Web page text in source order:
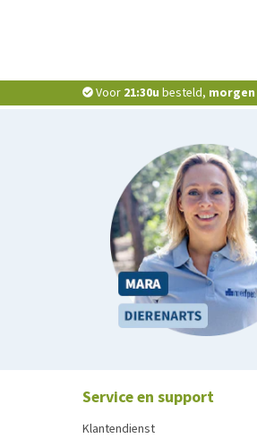
Voor 21:30u besteld, morgen
Service en support
Klantendienst